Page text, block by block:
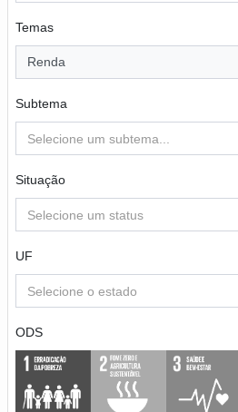
Temas
Renda
Subtema
Selecione um subtema...
Situação
Selecione um status
UF
Selecione o estado
ODS